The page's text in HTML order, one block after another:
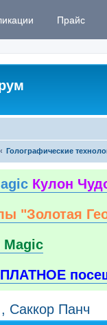
Прайс
Голографические
Кулон
"Золотая
Magic
Саккор Панч